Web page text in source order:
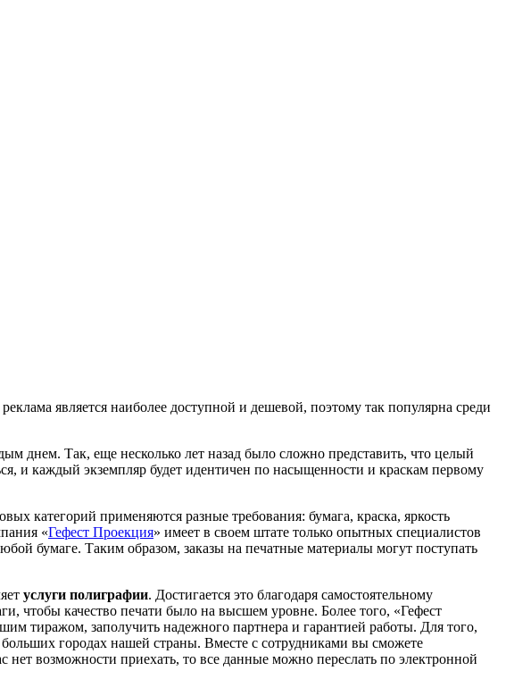
является наиболее доступной и дешевой, поэтому так популярна среди
днем. Так, еще несколько лет назад было сложно представить, что целый
и каждый экземпляр будет идентичен по насыщенности и краскам первому
категорий применяются разные требования: бумага, краска, яркость
«Гефест Проекция» имеет в своем штате только опытных специалистов
бумаге. Таким образом, заказы на печатные материалы могут поступать
услуги полиграфии. Достигается это благодаря самостоятельному
чтобы качество печати было на высшем уровне. Более того, «Гефест
тиражом, заполучить надежного партнера и гарантией работы. Для того,
городах нашей страны. Вместе с сотрудниками вы сможете
возможности приехать, то все данные можно переслать по электронной